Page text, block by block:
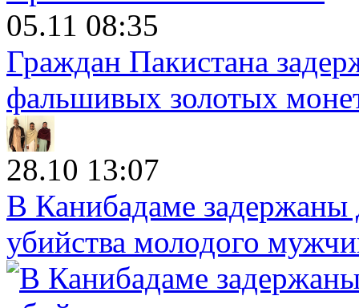
05.11 08:35
Граждан Пакистана
фальшивых золотых
28.10 13:07
В Канибадаме задержаны
убийства молодого